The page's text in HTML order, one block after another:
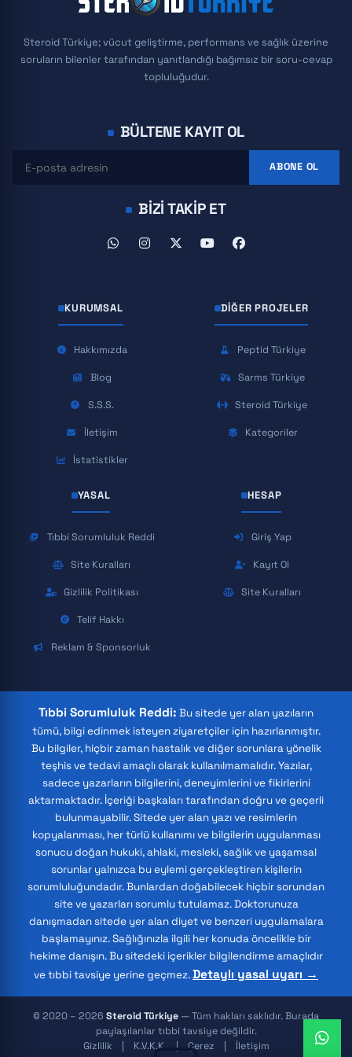
Steroid Türkiye; vücut geliştirme, performans ve sağlık üzerine
soruların bilenler tarafından yanıtlandığı bağımsız bir soru-cevap
topluluğudur.
BÜLTENE KAYIT OL
ABONE OL
BIZI TAKIP ET
KURUMSAL
Hakkımızda
Blog
S.S.S.
İletişim
İstatistikler
DIĞER PROJELER
Peptid Türkiye
Sarms Türkiye
Steroid Türkiye
Kategoriler
YASAL
Tıbbi Sorumluluk Reddi
Site Kuralları
Gizlilik Politikası
Telif Hakkı
Reklam & Sponsorluk
HESAP
Giriş Yap
Kayıt Ol
Site Kuralları
Tıbbi Sorumluluk Reddi: Bu sitede yer alan yazıların
tümü, bilgi edinmek isteyen ziyaretçiler için hazırlanmıştır.
Bu bilgiler, hiçbir zaman hastalık ve diğer sorunlara yönelik
teşhis ve tedavi amaçlı olarak kullanılmamalıdır. Yazılar,
sadece yazarların bilgilerini, deneyimlerini ve fikirlerini
aktarmaktadır. İçeriği başkaları tarafından doğru ve geçerli
bulunmayabilir. Sitede yer alan yazı ve resimlerin
kopyalanması, her türlü kullanımı ve bilgilerin uygulanması
sonucu doğan hukuki, ahlaki, mesleki, sağlık ve yaşamsal
sorunlar yalnızca bu eylemi gerçekleştiren kişilerin
sorumluluğundadır. Bunlardan doğabilecek hiçbir sorundan
site ve yazarları sorumlu tutulamaz. Doktorunuza
danışmadan sitede yer alan diyet ve benzeri uygulamalara
başlamayınız. Sağlığınızla ilgili her konuda öncelikle bir
hekime danışın. Bu sitedeki içerikler bilgilendirme amaçlıdır
ve tıbbi tavsiye yerine geçmez.Detaylı yasal uyarı →
© 2020 – 2026 Steroid Türkiye — Tüm hakları saklıdır. Burada
paylaşılanlar tıbbi tavsiye değildir.
Gizlilik
K.V.K.K. Çerez İletişim